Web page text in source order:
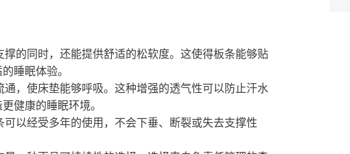
的同时，还能提供舒适的松软度。这使得板条能够贴
睡眠体验。
，使床垫能够呼吸。这种增强的透气性可以防止汗水
健康的睡眠环境。
以经受多年的使用，不会下垂、断裂或失去支撑性